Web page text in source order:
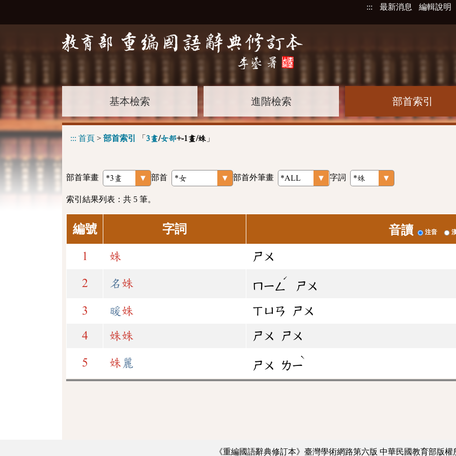
::: 最新消息 編輯說明
基本檢索 進階檢索 部首索引
::: 首頁 > 部首索引 「 3畫/女部+-1畫/姝 」
部首筆畫 部首 部首外筆畫 字詞
索引結果列表：共 5 筆。
編號 字詞 音讀 注音
1 姝 ㄕㄨ
2 名 姝 ㄇㄧㄥ
ˊ
ㄕㄨ
3 暖姝 ㄒㄩㄢ ㄕㄨ
4 姝姝 ㄕㄨ ㄕㄨ
5 姝 麗 ㄕㄨ ㄌㄧ
ˋ
《重編國語辭典修訂本》臺灣學術網路第六版 中華民國教育部版權